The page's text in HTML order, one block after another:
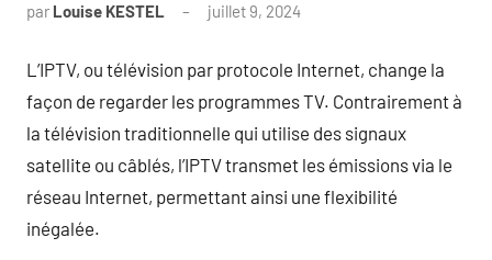
par Louise KESTEL juillet 9, 2024
L’IPTV, ou télévision par protocole Internet, change la
façon de regarder les programmes TV. Contrairement à
la télévision traditionnelle qui utilise des signaux
satellite ou câblés, l’IPTV transmet les émissions via le
réseau Internet, permettant ainsi une flexibilité
inégalée.